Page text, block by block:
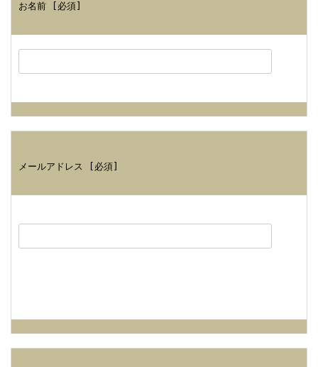
お名前 [必須]
メールアドレス [必須]